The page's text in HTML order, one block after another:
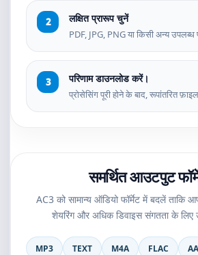
लक्षित प्रारूप चुनें
PDF, JPG, PNG या किसी अन्य
परिणाम डाउनलोड करें।
प्रोसेसिंग पूरी होने के बाद, रूपांतरित
समर्थित आउटपुट
AC3 को सामान्य ऑडियो फॉर्मेट में बदलें ताकि
शेयरिंग और अधिक डिवाइस संगतता के
MP3 TEXT M4A FLAC